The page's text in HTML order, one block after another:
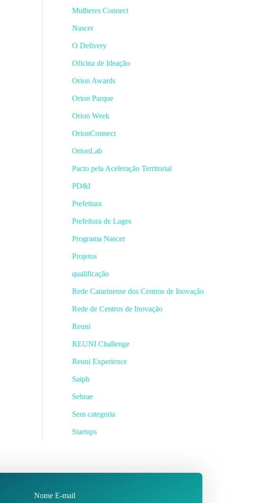
Mulheres Connect
Nascer
O Delivery
Oficina de Ideação
Orion Awards
Orion Parque
Orion Week
OrionConnect
OrionLab
Pacto pela Aceleração Territorial
PD&I
Prefeitura
Prefeitura de Lages
Programa Nascer
Projetos
qualificação
Rede Catarinense dos Centros de Inovação
Rede de Centros de Inovação
Reuni
REUNI Challenge
Reuni Experience
Saiph
Sebrae
Sem categoria
Startups
Nome E-mail